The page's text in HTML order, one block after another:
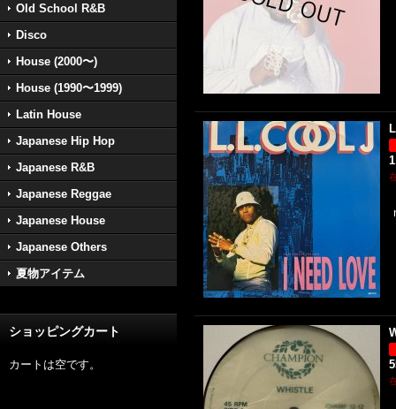
Old School R&B
Disco
House (2000〜)
House (1990〜1999)
Latin House
Japanese Hip Hop
Japanese R&B
Japanese Reggae
Japanese House
Japanese Others
夏物アイテム
ショッピングカート
カートは空です。